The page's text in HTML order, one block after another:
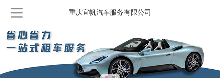
重庆宜帆汽车服务有限公司